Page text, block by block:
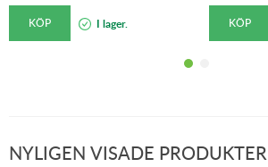
KÖP I lager. KÖP
NYLIGEN VISADE PRODUKTER